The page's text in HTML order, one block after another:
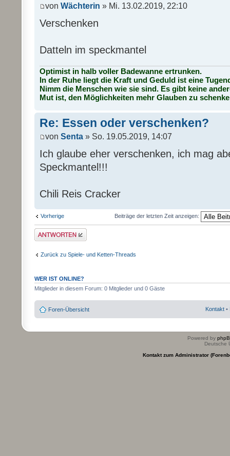
von Wächterin » Mi. 13.02.2019, 22:10
Verschenken
Datteln im speckmantel
Optimist in halb voller Badewanne ertrunken.
In der Ruhe liegt die Kraft und Geduld ist eine
Nimm die Menschen wie sie sind. Es gibt keine
Mut ist, den Möglichkeiten mehr Glauben zu
Re: Essen oder verschenken?
von Senta » So. 19.05.2019, 14:07
Ich glaube eher verschenken, ich mag
Speckmantel!!!
Chili Reis Cracker
Vorherige Beiträge der letzten Zeit anzeigen:
Antwort erstellen
Zurück zu Spiele- und Ketten-Threads
WER IST ONLINE?
Mitglieder in diesem Forum: 0 Mitglieder und 0 Gäste
Foren-Übersicht Kontakt •
Powered by
Deutsche
Kontakt zum Administrator